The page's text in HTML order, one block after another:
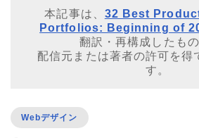
本記事は、 32 Best
Portfolios: Beginning of
翻訳・再構成したもの
配信元または著者の許可を得
す。
Webデザイン